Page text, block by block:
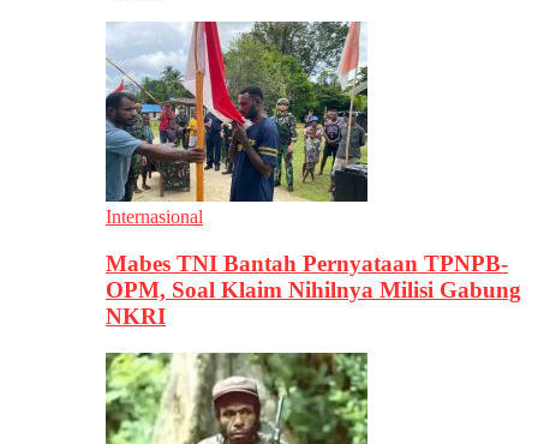
Internasional
Mabes TNI Bantah Pernyataan TPNPB-
OPM, Soal Klaim Nihilnya Milisi Gabung
NKRI